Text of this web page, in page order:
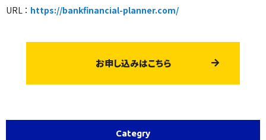
URL ： https://bankfinancial-planner.com/
お申し込みはこちら
Categry